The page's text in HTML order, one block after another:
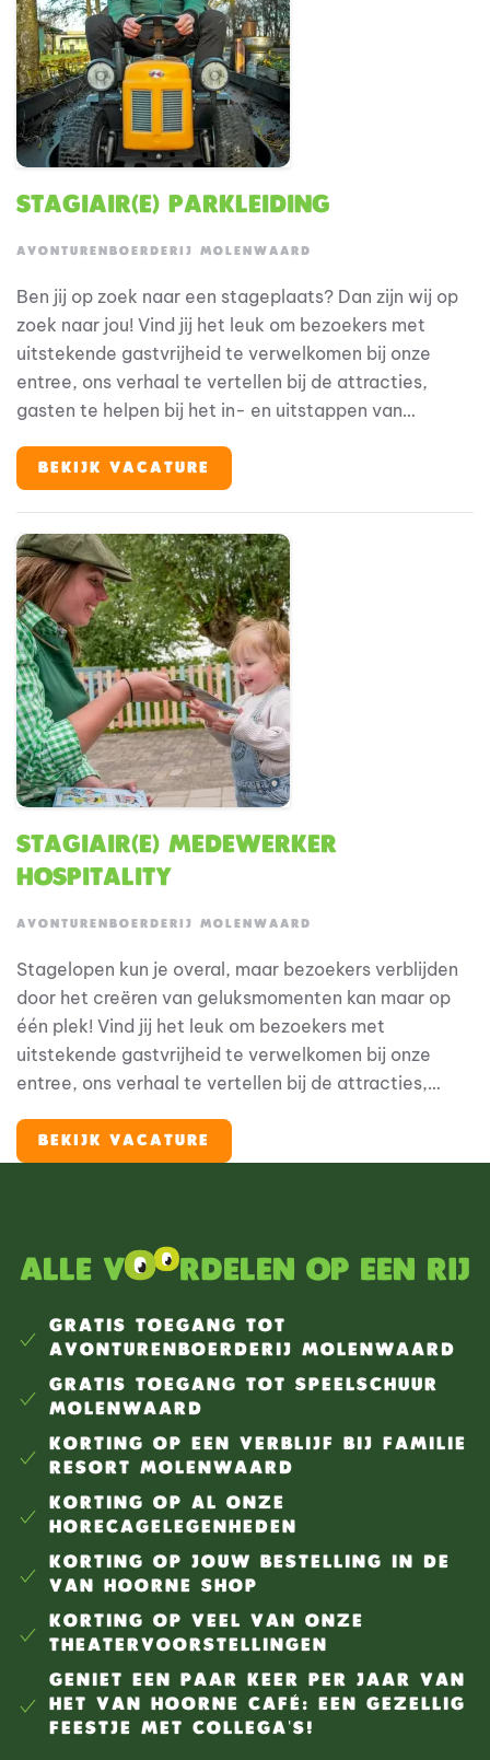
Stagiair(e) Parkleiding
AVONTURENBOERDERIJ MOLENWAARD
Ben jij op zoek naar een stageplaats? Dan zijn wij op
zoek naar jou! Vind jij het leuk om bezoekers met
uitstekende gastvrijheid te verwelkomen bij onze
entree, ons verhaal te vertellen bij de attracties,
gasten te helpen bij het in- en uitstappen van
producten te laten proeven in de horeca of om de
leukste Fien & Teun merchandise in onze mooie
dit de perfecte stageplaats voor jou!
BEKIJK VACATURE
Stagiair(e) Medewerker
Hospitality
AVONTURENBOERDERIJ MOLENWAARD
Stagelopen kun je overal, maar bezoekers verblijden
door het creëren van geluksmomenten kan maar op
één plek! Vind jij het leuk om bezoekers met
uitstekende gastvrijheid te verwelkomen bij onze
entree, ons verhaal te vertellen bij de attracties,
attracties, bezoekers de lekkerste Hollandse
producten te laten proeven in de horeca of om de
dit de perfecte stageplaats voor jou!
BEKIJK VACATURE
Alle v rdelen op een rij
GRATIS TOEGANG TOT
AVONTURENBOERDERIJ MOLENWAARD
GRATIS TOEGANG TOT SPEELSCHUUR
MOLENWAARD
KORTING OP EEN VERBLIJF BIJ FAMILIE
RESORT MOLENWAARD
KORTING OP AL ONZE
HORECAGELEGENHEDEN
KORTING OP JOUW BESTELLING IN DE
VAN HOORNE SHOP
KORTING OP VEEL VAN ONZE
THEATERVOORSTELLINGEN
GENIET EEN PAAR KEER PER JAAR VAN
HET VAN HOORNE CAFÉ: EEN GEZELLIG
FEESTJE MET COLLEGA'S!